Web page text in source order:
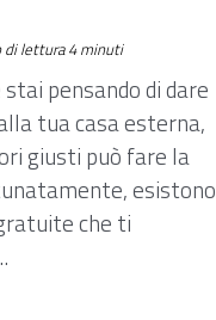
di lettura 4 minuti
pensando di dare
tua casa esterna,
giusti può fare la
esistono
che ti